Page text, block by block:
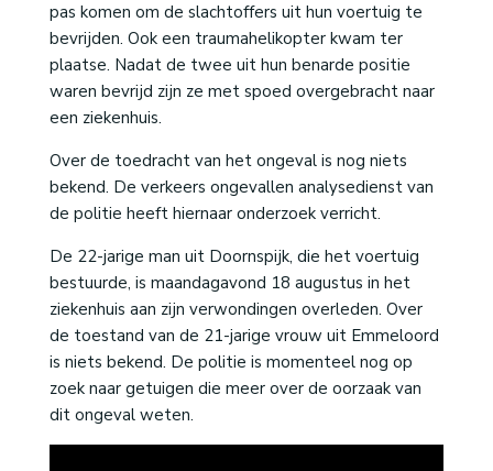
pas komen om de slachtoffers uit hun voertuig te
bevrijden. Ook een traumahelikopter kwam ter
plaatse. Nadat de twee uit hun benarde positie
waren bevrijd zijn ze met spoed overgebracht naar
een ziekenhuis.
Over de toedracht van het ongeval is nog niets
bekend. De verkeers ongevallen analysedienst van
de politie heeft hiernaar onderzoek verricht.
De 22-jarige man uit Doornspijk, die het voertuig
bestuurde, is maandagavond 18 augustus in het
ziekenhuis aan zijn verwondingen overleden. Over
de toestand van de 21-jarige vrouw uit Emmeloord
is niets bekend. De politie is momenteel nog op
zoek naar getuigen die meer over de oorzaak van
dit ongeval weten.